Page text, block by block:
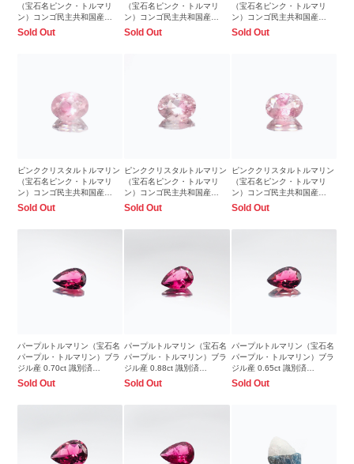
（宝石名ピンク・トルマリ
ン）コンゴ民主共和国産
1.17ct 識別済8.0x6.0mm前後
Sold Out
（宝石名ピンク・トルマリ
ン）コンゴ民主共和国産
2.31ct 識別済10.0x8.0mm前
Sold Out
（宝石名ピンク・トルマリ
ン）コンゴ民主共和国産
1.29ct 識別済8.2x6.2mm前後
Sold Out
ピンククリスタルトルマリン
（宝石名ピンク・トルマリ
ン）コンゴ民主共和国産
1.33ct 識別済8.1x6.1mm前後
Sold Out
ピンククリスタルトルマリン
（宝石名ピンク・トルマリ
ン）コンゴ民主共和国産
1.03ct 識別済8.0x5.9mm前後
Sold Out
ピンククリスタルトルマリン
（宝石名ピンク・トルマリ
ン）コンゴ民主共和国産
1.27ct 識別済8.1x6.1mm前後
Sold Out
パープルトルマリン（宝石名
パープル・トルマリン）ブラ
ジル産 0.70ct 識別済
7.8x5.1mm前後
Sold Out
パープルトルマリン（宝石名
パープル・トルマリン）ブラ
ジル産 0.88ct 識別済
8.1x5.7mm前後
Sold Out
パープルトルマリン（宝石名
パープル・トルマリン）ブラ
ジル産 0.65ct 識別済
7.7x5.0mm前後
Sold Out